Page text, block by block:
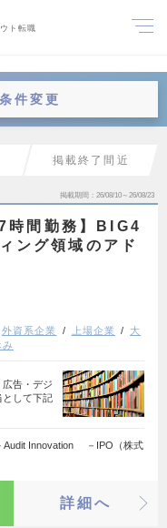
ト転職
条件変更
掲載終了間近
掲載期間 26/08/10～26/08/23
時間勤務】BIG4
ング領域のアド
外資系企業 上場企業
大
み
告・デジ
として下記
Innovation －IPO（株式
詳細へ